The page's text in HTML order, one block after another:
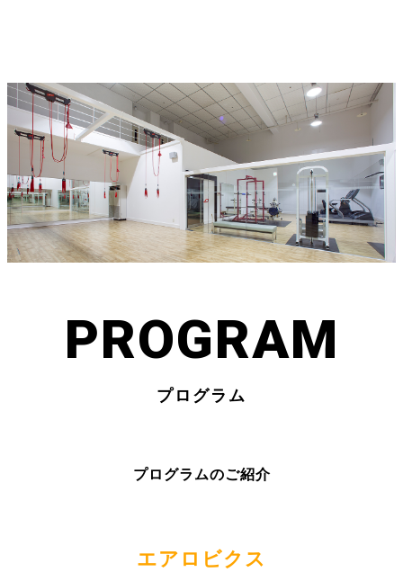
しい形の会員制クラブスパ
TEL：0823-26-0008
TOP
トップページ
FACILITIES
施設案内
PROGRAM
プログラム
PRICE
料金案内
ENTRY
入会案内
PROGRAM
プログラム
プログラムのご紹介
エアロビクス